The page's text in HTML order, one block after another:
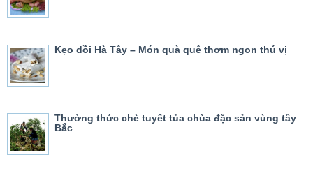
Kẹo dồi Hà Tây – Món quà quê thơm ngon thú vị
Thưởng thức chè tuyết tủa chùa đặc sản vùng tây
Bắc